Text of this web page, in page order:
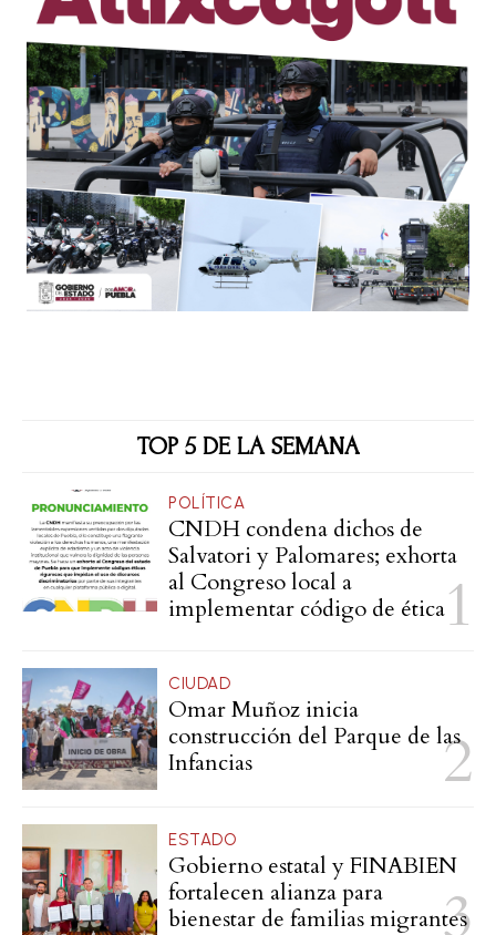
TOP 5 DE LA SEMANA
POLÍTICA
CNDH condena dichos de
Salvatori y Palomares; exhorta
al Congreso local a
implementar código de ética
CIUDAD
Omar Muñoz inicia
construcción del Parque de las
Infancias
ESTADO
Gobierno estatal y FINABIEN
fortalecen alianza para
bienestar de familias migrantes